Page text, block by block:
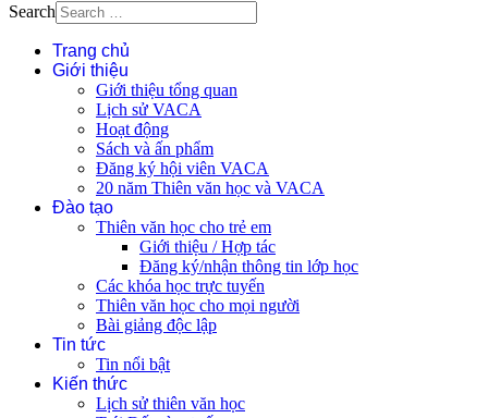
Search
Trang chủ
Giới thiệu
Giới thiệu tổng quan
Lịch sử VACA
Hoạt động
Sách và ấn phẩm
Đăng ký hội viên VACA
20 năm Thiên văn học và VACA
Đào tạo
Thiên văn học cho trẻ em
Giới thiệu / Hợp tác
Đăng ký/nhận thông tin lớp học
Các khóa học trực tuyến
Thiên văn học cho mọi người
Bài giảng độc lập
Tin tức
Tin nổi bật
Kiến thức
Lịch sử thiên văn học